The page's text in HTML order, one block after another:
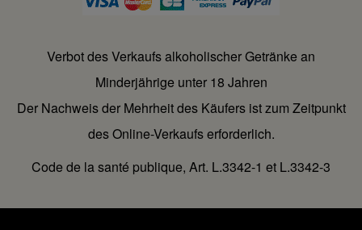
Verbot des Verkaufs alkoholischer Getränke an
Minderjährige unter 18 Jahren
Der Nachweis der Mehrheit des Käufers ist zum Zeitpunkt
des Online-Verkaufs erforderlich.
Code de la santé publique, Art. L.3342-1 et L.3342-3